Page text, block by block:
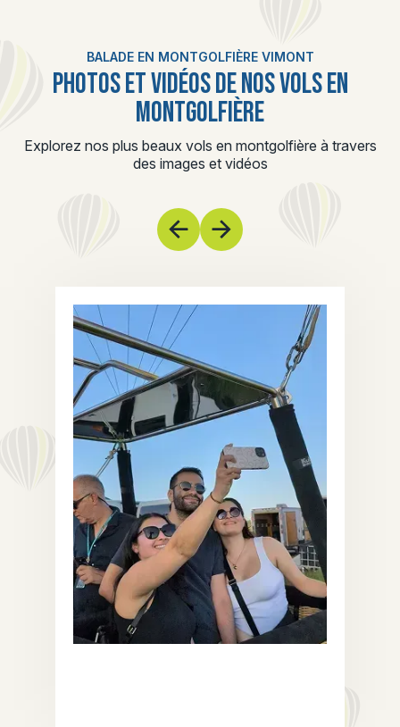
BALADE EN MONTGOLFIÈRE VIMONT
PHOTOS ET VIDÉOS DE NOS VOLS EN
MONTGOLFIÈRE
Explorez nos plus beaux vols en montgolfière à travers
des images et vidéos